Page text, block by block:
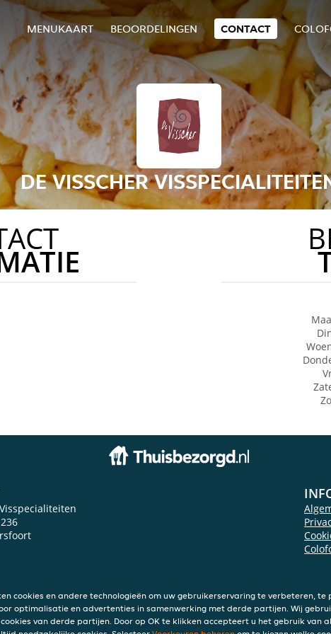
MENUKAART BEOORDELINGEN CONTACT
DE VISSCHER
cookies en andere technologieën om uw gebruikerservaring te verbeteren, te
optimalisatie en advertenties in samenwerking met derde partijen. Wij
van derde partijen. Door op OK te klikken accepteert u het gebruik van